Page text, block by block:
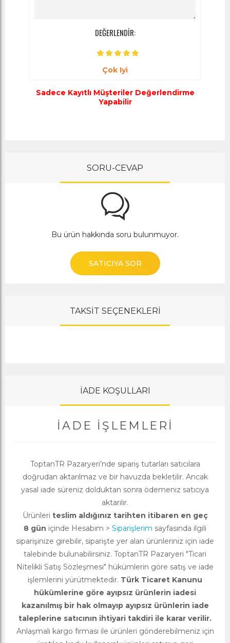
DEĞERLENDİR:
Çok Iyi
Sadece Kayıtlı Müşteriler Değerlendirme
Yapabilir
SORU-CEVAP
Bu ürün hakkında soru bulunmuyor.
SATICIYA SOR
TAKSİT SEÇENEKLERİ
İADE KOŞULLARI
İADE İŞLEMLERI
ToptanTR Pazaryeri’nde sipariş tutarları satıcılara
doğrudan aktarılmaz ve bir havuzda bekletilir. Ancak
yasal iade süreniz dolduktan sonra ödemeniz satıcıya
aktarılır.
Ürünleri teslim aldığınız tarihten itibaren en geç
8 gün içinde Hesabım > Siparişlerim sayfasında ilgili
siparişinize girebilir, siparişte yer alan ürünleriniz için iade
talebinde bulunabilirsiniz. ToptanTR Pazaryeri "Ticari
Nitelikli Satış Sözleşmesi" hükümlerin göre satış ve iade
işlemlerini yürütmektedir. Türk Ticaret Kanunu
hükümlerine göre ayıpsız ürünlerin iadesi
kazanılmış bir hak olmayıp ayıpsız ürünlerin iade
taleplerine satıcının ihtiyari takdiri ile karar verilir.
Anlaşmalı kargo firması ile ürünleri gönderebilmeniz için